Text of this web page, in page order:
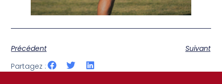
Précédent
Suivant
Partagez :